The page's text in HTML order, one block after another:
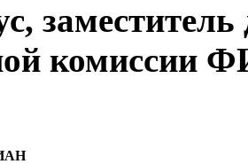
заместитель
комиссии